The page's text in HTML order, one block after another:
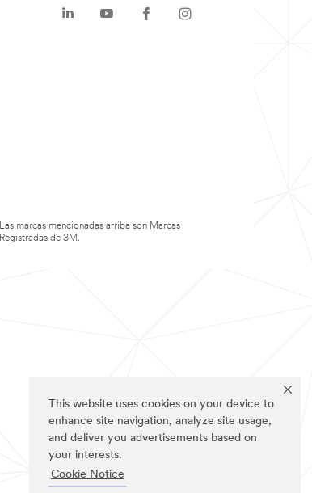
This website uses cookies on your device to
enhance site navigation, analyze site usage,
and deliver you advertisements based on
your interests.
Cookie Notice
Las marcas mencionadas arriba son Marcas
Registradas de 3M.